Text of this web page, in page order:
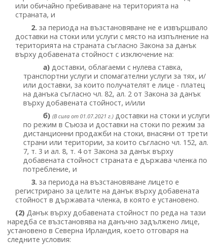
или обичайно пребиваване на територията на
страната, и
2. за периода на възстановяване не е извършвало
доставки на стоки или услуги с място на изпълнение на
територията на страната съгласно Закона за данък
върху добавената стойност с изключение на:
а) доставки, облагаеми с нулева ставка,
транспортни услуги и спомагателни услуги за тях, и/
или доставки, за които получателят е лице - платец
на данъка съгласно чл. 82, ал. 2 от Закона за данък
върху добавената стойност, и/или
б) (В сила от 01.07.2021 г.) доставки на стоки и услуги
по режим в Съюза и доставки на стоки по режим за
дистанционни продажби на стоки, внасяни от трети
страни или територии, за които съгласно чл. 152, ал.
7, т. 3 и ал. 8, т. 4 от Закона за данък върху
добавената стойност страната е държава членка по
потребление, и
3. за периода на възстановяване лицето е
регистрирано за целите на данък върху добавената
стойност в държавата членка, в която е установено.
(2) Данък върху добавената стойност по реда на тази
наредба се възстановява на данъчно задължено лице,
установено в Северна Ирландия, което отговаря на
следните условия: